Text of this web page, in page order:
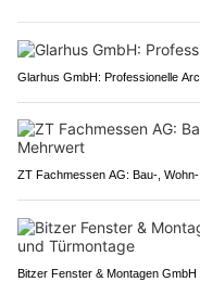
Glarhus GmbH: Professionelle
ZT Fachmessen AG: Bau-,
Bitzer Fenster & Montagen